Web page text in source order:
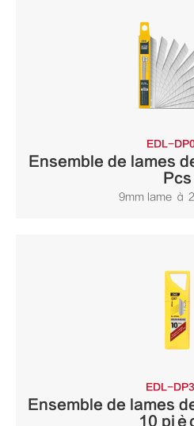
EDL-
Ensemble de lames
Pcs
9mm lame à
EDL-
Ensemble de lames
10